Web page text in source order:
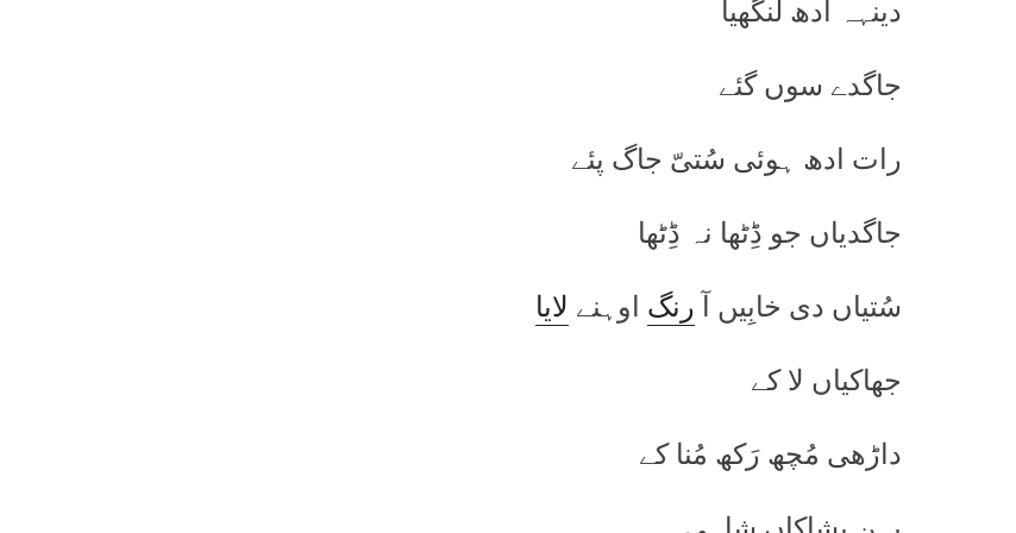
دینہہ ادھ لنگھیا
جاگدے سوں گئے
رات ادھ ہوئی سُتیّ جاگ پئے
جاگدیاں جو ڈِٹھا نہ ڈِٹھا
سُتیاں دی خابِیں آرنگ اوہنے لایا
جھاکیاں لا کے
داڑھی مُچھ رَکھ مُنا کے